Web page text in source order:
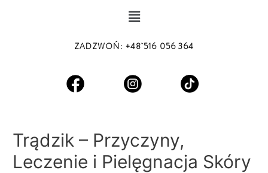
Menu
ZADZWOŃ: +48 516 056 364
Trądzik – Przyczyny,
Leczenie i Pielęgnacja Skóry